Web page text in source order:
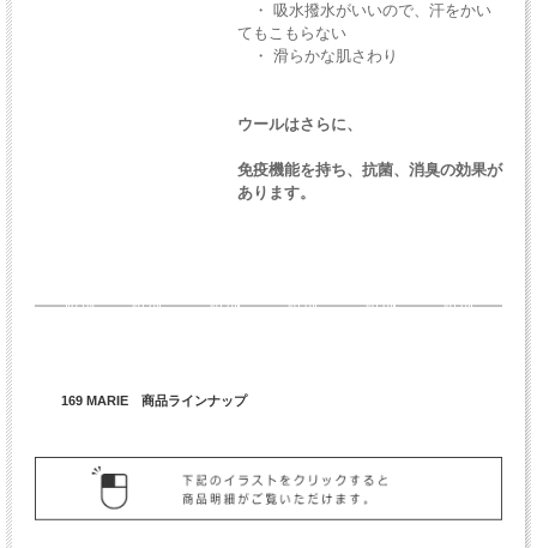
・ 吸水撥水がいいので、汗をかい
てもこもらない
・ 滑らかな肌さわり
ウールはさらに、
免疫機能を持ち、抗菌、消臭の効果が
あります。
169 MARIE 商品ラインナップ